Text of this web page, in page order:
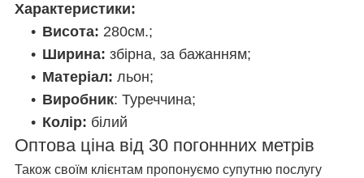
Характеристики:
Висота: 280см.;
Ширина: збірна, за бажанням;
Матеріал: льон;
Виробник: Туреччина;
Колір: білий
Оптова ціна від 30 погоннних метрів
Також своїм клієнтам пропонуємо супутню послугу